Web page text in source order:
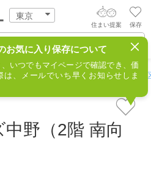
東京
保存
住まい提案
住所からさがす 不動産(中野
お気に入り保存について
いつでもマイページで確認でき、価
は、メールでいち早くお知らせしま
野（2階 南向